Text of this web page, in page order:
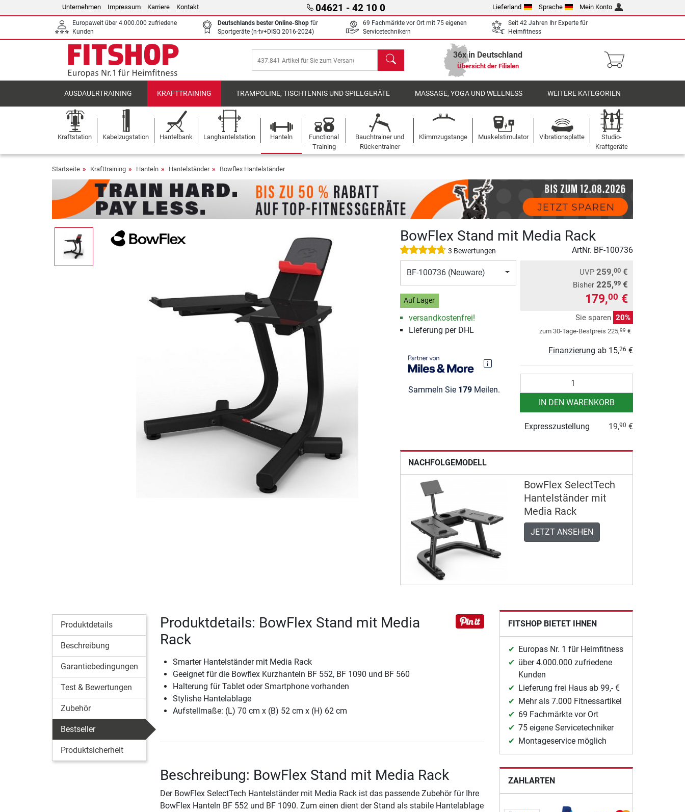
Unternehmen Impressum Karriere Kontakt 04621 - 42 10 0 Lieferland Sprache Mein Konto
Europaweit über 4.000.000 zufriedene
Kunden
Deutschlands bester Online-Shop für
Sportgeräte (n-tv+DISQ 2016-2024)
69 Fachmärkte vor Ort mit 75 eigenen
Servicetechnikern
Seit 42 Jahren Ihr Experte für
Heimfitness
Suchen 36x in Deutschland
Übersicht der Filialen
AUSDAUERTRAINING KRAFTTRAINING TRAMPOLINE, TISCHTENNIS UND SPIELGERÄTE MASSAGE, YOGA UND WELLNESS WEITERE KATEGORIEN
Kraftstation Kabelzugstation Hantelbank Langhantelstation Hanteln
Functional
Training
Bauchtrainer und
Rückentrainer
Klimmzugstange Muskelstimulator Vibrationsplatte
Studio-
Kraftgeräte
Startseite Krafttraining Hanteln Hantelständer Bowflex Hantelständer
BowFlex Stand mit Media Rack
3 Bewertungen ArtNr. BF-100736
BF-100736 (Neuware)
Auf Lager
versandkostenfrei!
Lieferung per DHL
Sammeln Sie 179Meilen.
UVP 259,00 €
Bisher 225,99 €
179,00 €
Sie sparen 20%
zum 30-Tage-Bestpreis 225,99 €
Finanzierung ab 15,26 €
IN DEN WARENKORB
Expresszustellung 19,90 €
NACHFOLGEMODELL
BowFlex SelectTech
Hantelständer mit
Media Rack
JETZT ANSEHEN
Produktdetails
Beschreibung
Garantiebedingungen
Test & Bewertungen
Zubehör
Bestseller
Produktsicherheit
Produktdetails: BowFlex Stand mit Media
Rack
Smarter Hantelständer mit Media Rack
Geeignet für die Bowflex Kurzhanteln BF 552, BF 1090 und BF 560
Halterung für Tablet oder Smartphone vorhanden
Stylishe Hantelablage
Aufstellmaße: (L) 70 cm x (B) 52 cm x (H) 62 cm
Beschreibung: BowFlex Stand mit Media Rack
Der BowFlex SelectTech Hantelständer mit Media Rack ist das passende Zubehör für Ihre
BowFlex Hanteln BF 552 und BF 1090. Zum einen dient der Stand als stabile Hantelablage
FITSHOP BIETET IHNEN
Europas Nr. 1 für Heimfitness
über 4.000.000 zufriedene
Kunden
Lieferung frei Haus ab 99,- €
Mehr als 7.000 Fitnessartikel
69 Fachmärkte vor Ort
75 eigene Servicetechniker
Montageservice möglich
ZAHLARTEN